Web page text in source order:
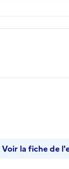
Voir la fiche de